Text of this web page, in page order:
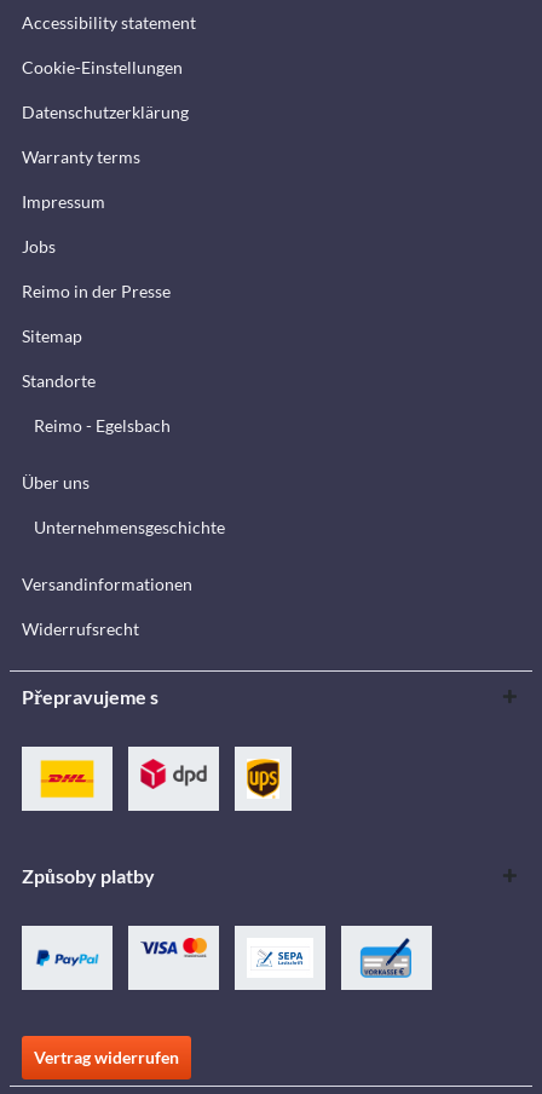
Accessibility statement
Cookie-Einstellungen
Datenschutzerklärung
Warranty terms
Impressum
Jobs
Reimo in der Presse
Sitemap
Standorte
Reimo - Egelsbach
Über uns
Unternehmensgeschichte
Versandinformationen
Widerrufsrecht
Přepravujeme s
Způsoby platby
Vertrag widerrufen